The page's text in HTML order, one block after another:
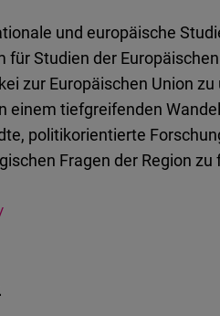
und europäische
für Studien der
zur Europäischen Union
einem tiefgreifenden
politikorientierte
Fragen der Region zu